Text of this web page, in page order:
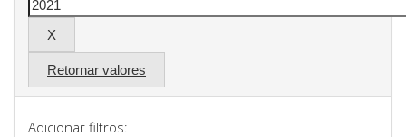
Retornar valores
Adicionar filtros: